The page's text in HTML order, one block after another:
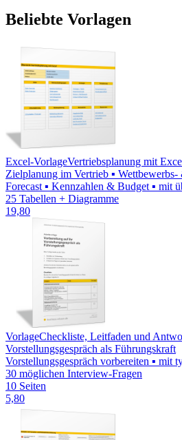
Beliebte Vorlagen
Excel-VorlageVertriebsplanung mit
Zielplanung im Vertrieb ▪ Wettbewerbs-
Forecast ▪ Kennzahlen & Budget ▪ mit
25 Tabellen + Diagramme
19,80
VorlageCheckliste, Leitfaden und
Vorstellungsgespräch als Führungskraft
Vorstellungsgespräch vorbereiten ▪ mit
30 möglichen Interview-Fragen
10 Seiten
5,80